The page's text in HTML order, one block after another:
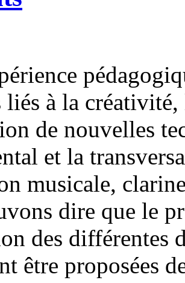
à la
de nouvelles
et la
musicale,
dire que le
des différentes
être proposées